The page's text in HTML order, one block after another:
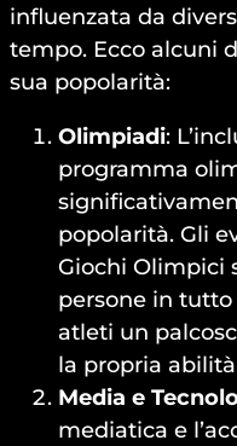
influenzata da
tempo. Ecco alcuni
sua popolarità:
Olimpiadi:
programma
popolarità. Gli
Giochi Olimpici
persone in
atleti un
la propria
Media e
mediatica e